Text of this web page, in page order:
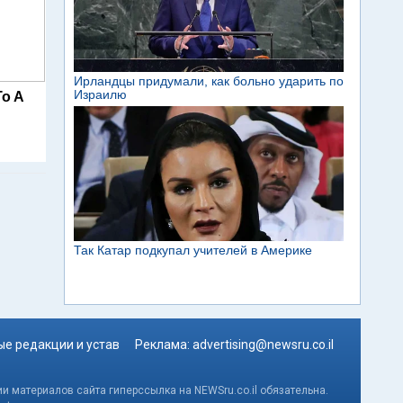
A
редакции и устав Реклама: advertising@newsru.co.il
сайта гиперссылка на NEWSru.co.il обязательна.